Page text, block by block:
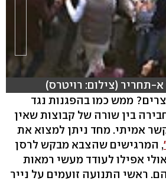
א-תחריר (צילום: רויטרס)
ממש כמו בהפגנות נגד
בין שורה של קבוצות שאין
אמיתי. מחד ניתן למצוא את
, המרגישים שהצבא מבקש לרסן
אפילו לעודד מעשי רמאות
ראשי התנועה זועמים על נייר